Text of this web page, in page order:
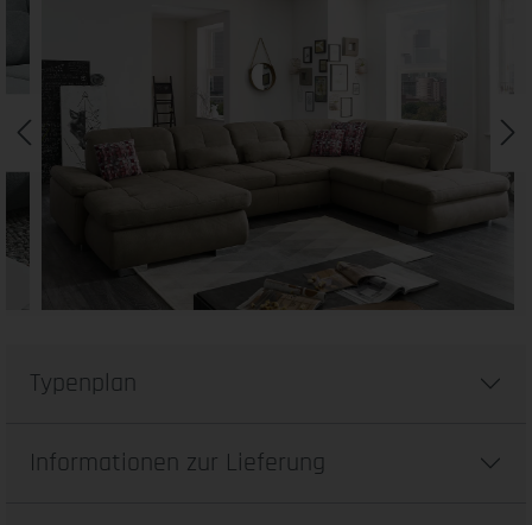
Typenplan
Informationen zur Lieferung